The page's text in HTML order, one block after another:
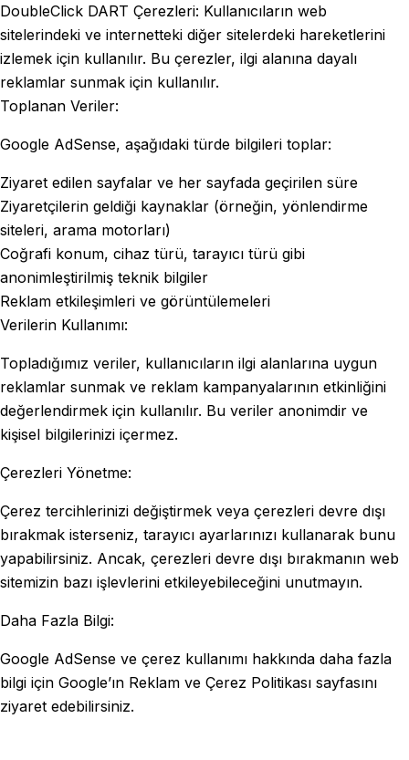
DoubleClick DART Çerezleri: Kullanıcıların web
sitelerindeki ve internetteki diğer sitelerdeki hareketlerini
izlemek için kullanılır. Bu çerezler, ilgi alanına dayalı
reklamlar sunmak için kullanılır.
Toplanan Veriler:
Google AdSense, aşağıdaki türde bilgileri toplar:
Ziyaret edilen sayfalar ve her sayfada geçirilen süre
Ziyaretçilerin geldiği kaynaklar (örneğin, yönlendirme
siteleri, arama motorları)
Coğrafi konum, cihaz türü, tarayıcı türü gibi
anonimleştirilmiş teknik bilgiler
Reklam etkileşimleri ve görüntülemeleri
Verilerin Kullanımı:
Topladığımız veriler, kullanıcıların ilgi alanlarına uygun
reklamlar sunmak ve reklam kampanyalarının etkinliğini
değerlendirmek için kullanılır. Bu veriler anonimdir ve
kişisel bilgilerinizi içermez.
Çerezleri Yönetme:
Çerez tercihlerinizi değiştirmek veya çerezleri devre dışı
bırakmak isterseniz, tarayıcı ayarlarınızı kullanarak bunu
yapabilirsiniz. Ancak, çerezleri devre dışı bırakmanın web
sitemizin bazı işlevlerini etkileyebileceğini unutmayın.
Daha Fazla Bilgi:
Google AdSense ve çerez kullanımı hakkında daha fazla
bilgi için Google’ın Reklam ve Çerez Politikası sayfasını
ziyaret edebilirsiniz.